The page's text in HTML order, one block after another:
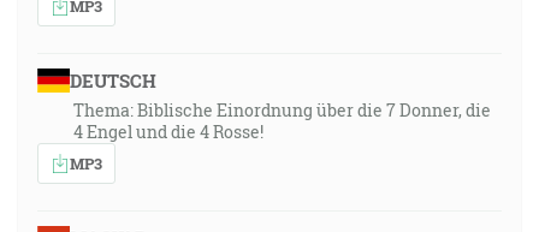
MP3
DEUTSCH
Thema: Biblische Einordnung über die 7 Donner, die
4 Engel und die 4 Rosse!
MP3